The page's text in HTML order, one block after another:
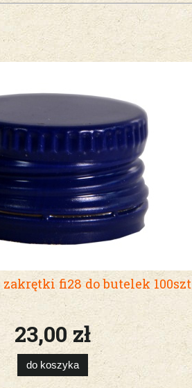
zakrętki fi28 do butelek 100szt
23,00 zł
do koszyka